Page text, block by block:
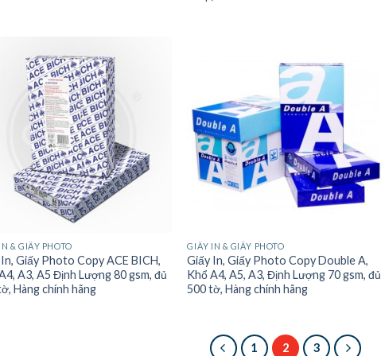
& GIẤY PHOTO
Giấy Photo Copy ACE BICH,
A3, A5 Định Lượng 80 gsm, đủ
Hàng chính hãng
GIẤY IN & GIẤY PHOTO
Giấy In, Giấy Photo Copy Double A,
Khổ A4, A5, A3, Định Lượng 70 gsm, đủ
500 tờ, Hàng chính hãng
1 2 3